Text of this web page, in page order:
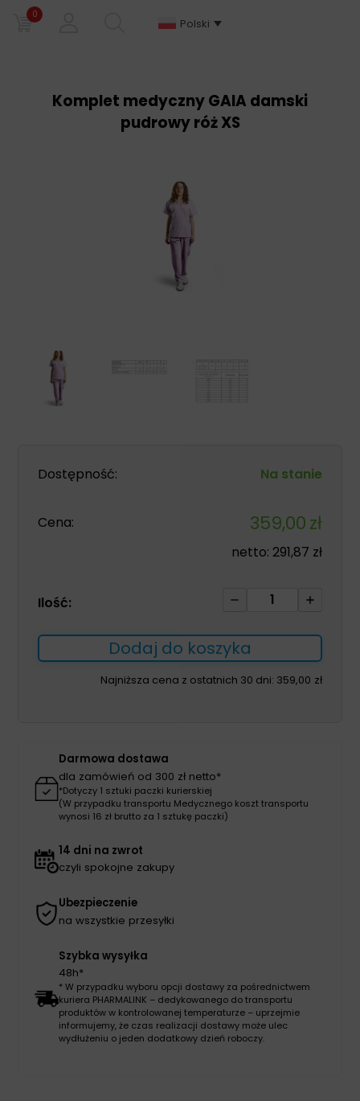
0
Polski
Komplet medyczny GAIA damski
pudrowy róż XS
Dostępność: Na stanie
Cena: 359,00zł
netto: 291,87 zł
Ilość:
ilość
medyczny
GAIA
damski
Dodaj do koszyka
Najniższa cena z ostatnich 30 dni: 359,00 zł
Darmowa dostawa
dla zamówień od 300 zł netto*
*Dotyczy 1 sztuki paczki kurierskiej
(W przypadku transportu Medycznego koszt transportu
wynosi 16 zł brutto za 1 sztukę paczki)
14 dni na zwrot
czyli spokojne zakupy
Ubezpieczenie
na wszystkie przesyłki
Szybka wysyłka
48h*
* W przypadku wyboru opcji dostawy za pośrednictwem
kuriera PHARMALINK – dedykowanego do transportu
produktów w kontrolowanej temperaturze – uprzejmie
informujemy, że czas realizacji dostawy może ulec
wydłużeniu o jeden dodatkowy dzień roboczy.